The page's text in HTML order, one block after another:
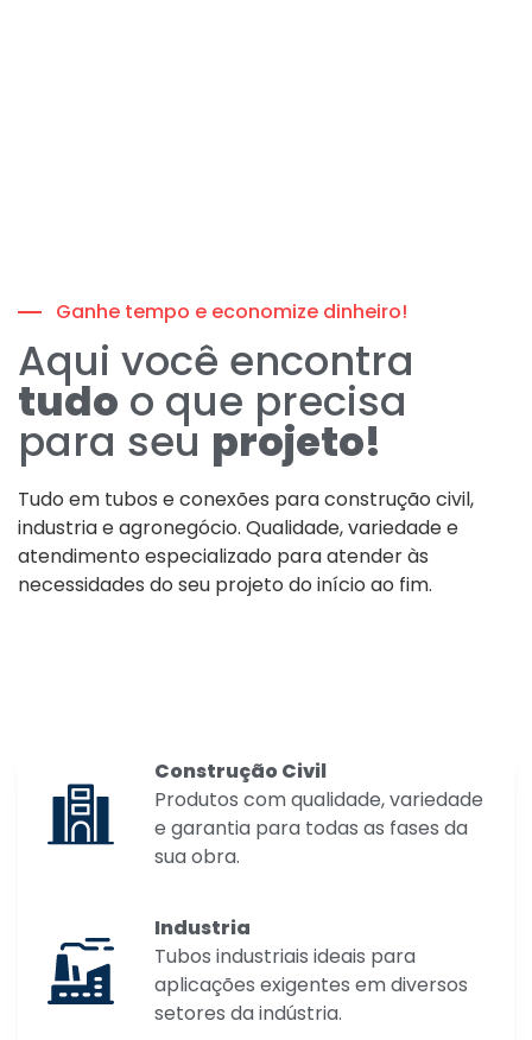
Aqui você encontra
tudo o que precisa
para seuprojeto!
Tudo em tubos e conexões para construção civil,
industria e agronegócio. Qualidade, variedade e
atendimento especializado para atender às
necessidades do seu projeto do início ao fim.
Produtos com qualidade, variedade
e garantia para todas as fases da
sua obra.
Tubos industriais ideais para
aplicações exigentes em diversos
setores da indústria.